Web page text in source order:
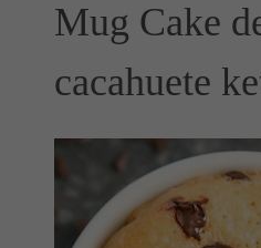
Mug Cake
cacahuete